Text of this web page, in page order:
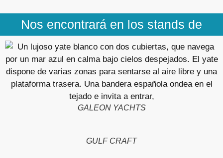
Nos encontrará en los stands de
GALEON YACHTS
GULF CRAFT